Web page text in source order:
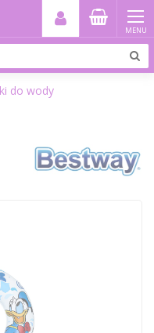
MENU
do wody